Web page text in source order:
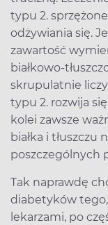
typu 2.
odżywiania się.
zawartość
białkowo-
skrupulatnie
typu 2. rozwija
kolei zawsze
białka i tłuszczu
poszczególnych
Tak naprawdę
diabetyków
lekarzami, po